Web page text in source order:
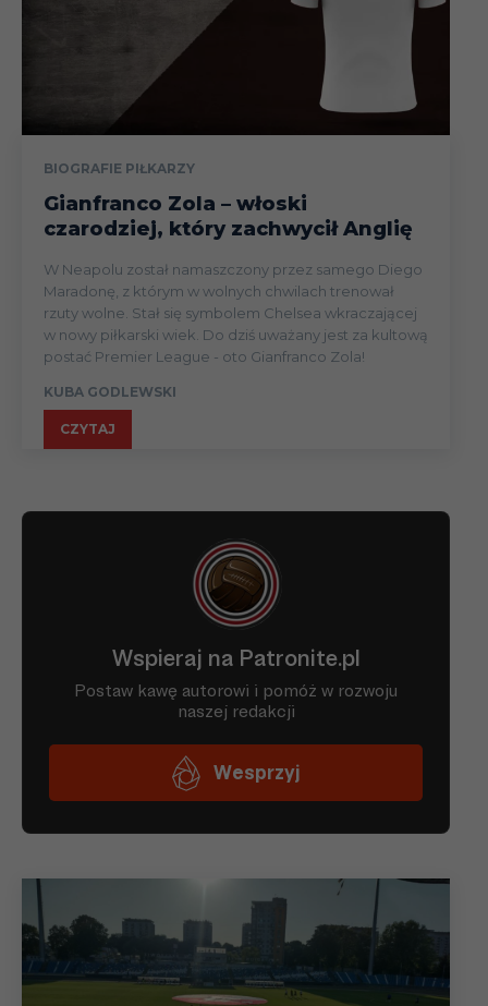
BIOGRAFIE PIŁKARZY
Gianfranco Zola – włoski
czarodziej, który zachwycił Anglię
W Neapolu został namaszczony przez samego Diego
Maradonę, z którym w wolnych chwilach trenował
rzuty wolne. Stał się symbolem Chelsea wkraczającej
w nowy piłkarski wiek. Do dziś uważany jest za kultową
postać Premier League - oto Gianfranco Zola!
KUBA GODLEWSKI
CZYTAJ